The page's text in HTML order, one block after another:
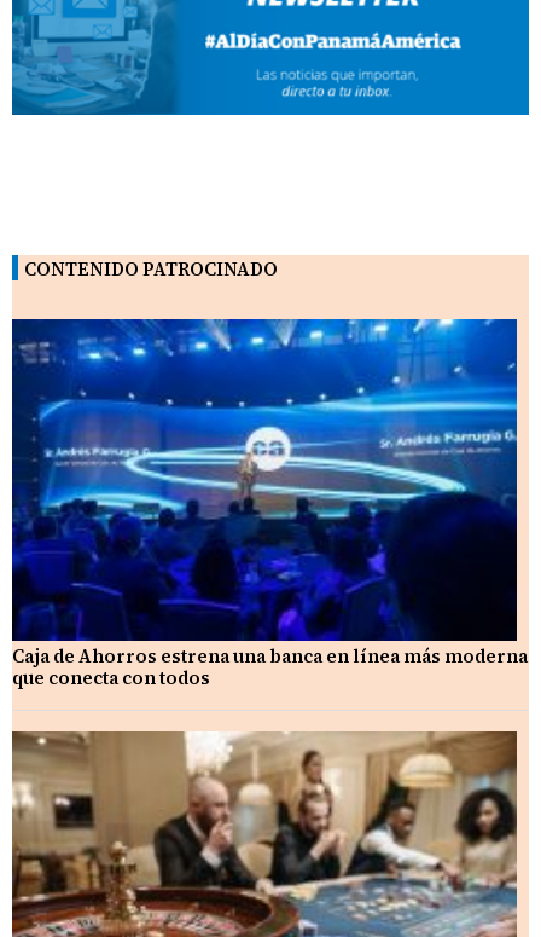
CONTENIDO PATROCINADO
Caja de Ahorros estrena una banca en línea más moderna
que conecta con todos